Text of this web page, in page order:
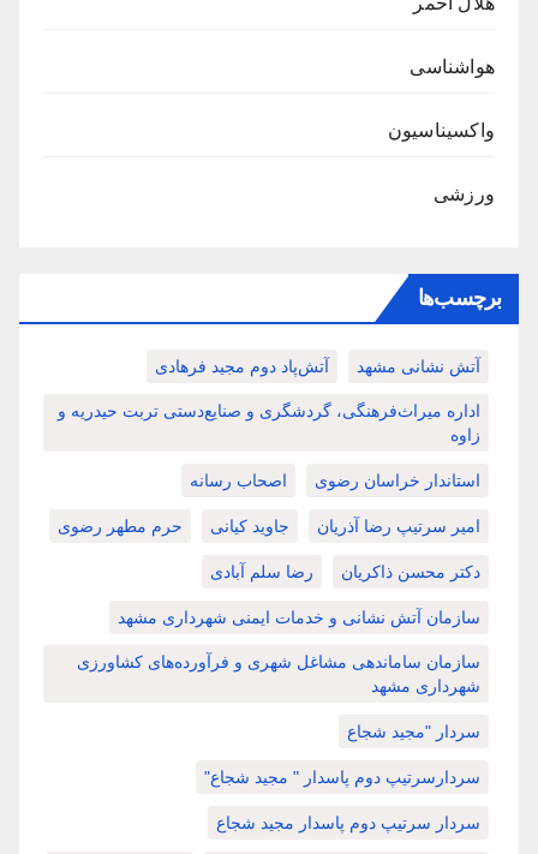
هواشناسی
واکسیناسیون
ورزشی
برچسب‌ها
آتش نشانی مشهد آتش‌پاد دوم مجید فرهادی
اداره میراث‌فرهنگی، گردشگری و صنایع‌دستی تربت حیدریه و
زاوه
استاندار خراسان رضوی اصحاب رسانه
امیر سرتیپ رضا آذریان جاوید کیانی حرم مطهر رضوی
دکتر محسن ذاکریان رضا سلم آبادی
سازمان آتش نشانی و خدمات ایمنی شهرداری مشهد
سازمان ساماندهی مشاغل شهری و فرآورده‌های کشاورزی
شهرداری مشهد
سردار "مجید شجاع
سردارسرتیپ دوم پاسدار " مجید شجاع"
سردار سرتیپ دوم پاسدار مجید شجاع